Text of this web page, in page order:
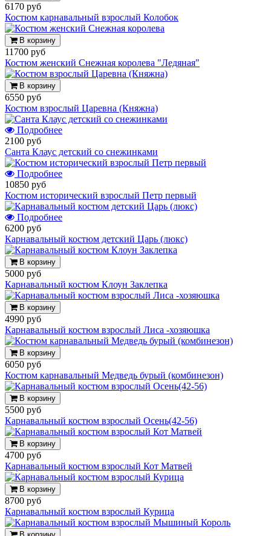
6170 руб
Костюм карнавальный взрослый Колобок
В корзину
11700 руб
Костюм женский Снежная королева "Ледяная"
В корзину
6550 руб
Костюм взрослый Царевна (Княжна)
Подробнее
2100 руб
Санта Клаус детский со снежинками
Подробнее
10850 руб
Костюм исторический взрослый Петр первый
Подробнее
6200 руб
Карнавальный костюм детский Царь (люкс)
В корзину
5000 руб
Карнавальный костюм Клоун Заклепка
В корзину
4990 руб
Карнавальный костюм взрослый Лиса -хозяюшка
В корзину
6050 руб
Костюм карнавальный Медведь бурый (комбинезон)
В корзину
5500 руб
Карнавальный костюм взрослый Осень(42-56)
В корзину
4700 руб
Карнавальный костюм взрослый Кот Матвей
В корзину
8700 руб
Карнавальный костюм взрослый Курица